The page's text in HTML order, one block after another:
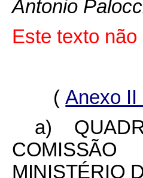
Antonio
Este texto
(Anexo II
a)
MINISTÉRIO